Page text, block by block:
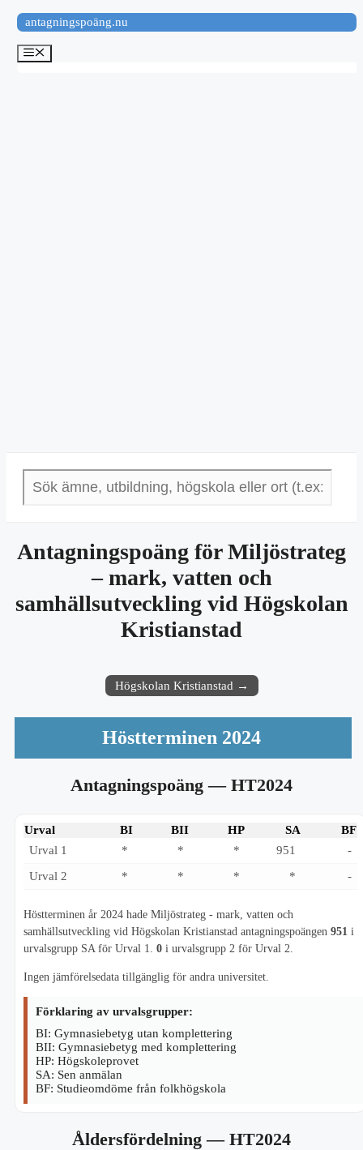
Hoppa
till
innehåll
antagningspoäng.nu
Meny
Antagningspoäng för Miljöstrateg
– mark, vatten och
samhällsutveckling vid Högskolan
Kristianstad
Högskolan Kristianstad →
Höstterminen 2024
Antagningspoäng— HT2024
Urval BI BII HP SA
BF
Urval 1
* * * 951
-
Urval 2
* * * * -
Höstterminen år 2024 hade Miljöstrateg - mark, vatten och
samhällsutveckling vid Högskolan Kristianstad antagningspoängen 951 i
urvalsgrupp SA för Urval 1. 0 i urvalsgrupp 2 för Urval 2.
Ingen jämförelsedata tillgänglig för andra universitet.
Förklaring av urvalsgrupper:
BI: Gymnasiebetyg utan komplettering
BII: Gymnasiebetyg med komplettering
HP: Högskoleprovet
SA: Sen anmälan
BF: Studieomdöme från folkhögskola
Åldersfördelning— HT2024